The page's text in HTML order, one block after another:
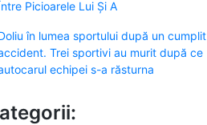
Picioarele Lui Și A
în lumea sportului după un cumplit
Trei sportivi au murit după ce
echipei s-a răsturna